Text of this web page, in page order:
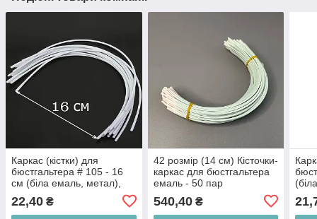
Каркас (кістки) для
бюстгальтера # 105 - 16
см (біла емаль, метал),
22,40 ₴
42 розмір (14 см) Кісточки-
каркас для бюстгальтера
емаль - 50 пар
540,40₴